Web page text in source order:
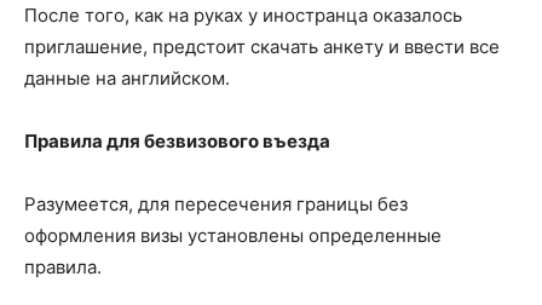
После того, как на руках у иностранца оказалось
приглашение, предстоит скачать анкету и ввести все
данные на английском.
Правила для безвизового въезда
Разумеется, для пересечения границы без
оформления визы установлены определенные
правила.